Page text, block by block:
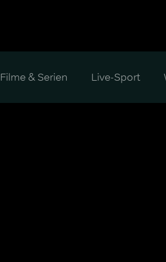
Filme & Serien Live-Sport